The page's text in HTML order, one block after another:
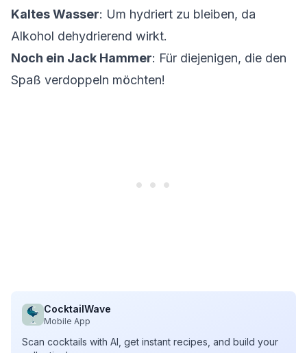
Kaltes Wasser: Um hydriert zu bleiben, da
Alkohol dehydrierend wirkt.
Noch ein Jack Hammer: Für diejenigen, die den
Spaß verdoppeln möchten!
CocktailWave
Mobile App
Scan cocktails with AI, get instant recipes, and build your